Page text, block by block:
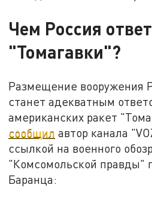
Чем Россия
"Томагавки"?
Размещение вооружения
станет адекватным
американских ракет
сообщил автор канала
ссылкой на военного
"Комсомольской правды"
Баранца: